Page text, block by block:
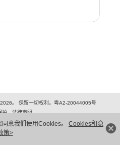
意我们使用Cookies。 Cookies和隐
策>
。 保留一切权利。粤A2-20044005号
护
法律声明